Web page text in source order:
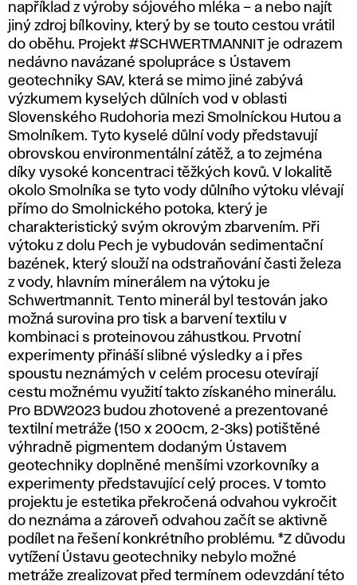
například z výroby sójového mléka – a nebo najít
jiný zdroj bílkoviny, který by se touto cestou vrátil
do oběhu. Projekt #SCHWERTMANNIT je odrazem
nedávno navázané spolupráce s Ústavem
geotechniky SAV, která se mimo jiné zabývá
výzkumem kyselých důlních vod v oblasti
Slovenského Rudohoria mezi Smolníckou Hutou a
Smolníkem. Tyto kyselé důlní vody představují
obrovskou environmentální zátěž, a to zejména
díky vysoké koncentraci těžkých kovů. V lokalitě
okolo Smolníka se tyto vody důlního výtoku vlévají
přímo do Smolnického potoka, který je
charakteristický svým okrovým zbarvením. Při
výtoku z dolu Pech je vybudován sedimentační
bazének, který slouží na odstraňování časti železa
z vody, hlavním minerálem na výtoku je
Schwertmannit. Tento minerál byl testován jako
možná surovina pro tisk a barvení textilu v
kombinaci s proteinovou záhustkou. Prvotní
experimenty přináší slibné výsledky a i přes
spoustu neznámých v celém procesu otevírají
cestu možnému využití takto získaného minerálu.
Pro BDW2023 budou zhotovené a prezentované
textilní metráže (150 x 200cm, 2-3ks) potištěné
výhradně pigmentem dodaným Ústavem
geotechniky doplněné menšími vzorkovníky a
experimenty představující celý proces. V tomto
projektu je estetika překročená odvahou vykročit
do neznáma a zároveň odvahou začít se aktivně
podílet na řešení konkrétního problému. *Z důvodu
vytížení Ústavu geotechniky nebylo možné
metráže zrealizovat před termínem odevzdání této